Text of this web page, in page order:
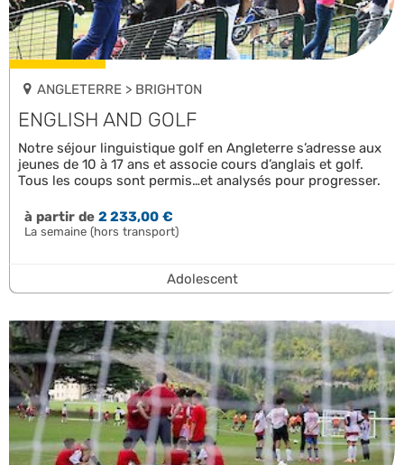
ANGLETERRE > BRIGHTON
ENGLISH AND GOLF
Notre séjour linguistique golf en Angleterre s’adresse aux
jeunes de 10 à 17 ans et associe cours d’anglais et golf.
Tous les coups sont permis…et analysés pour progresser.
à partir de2 233,00 €
La semaine (hors transport)
Adolescent